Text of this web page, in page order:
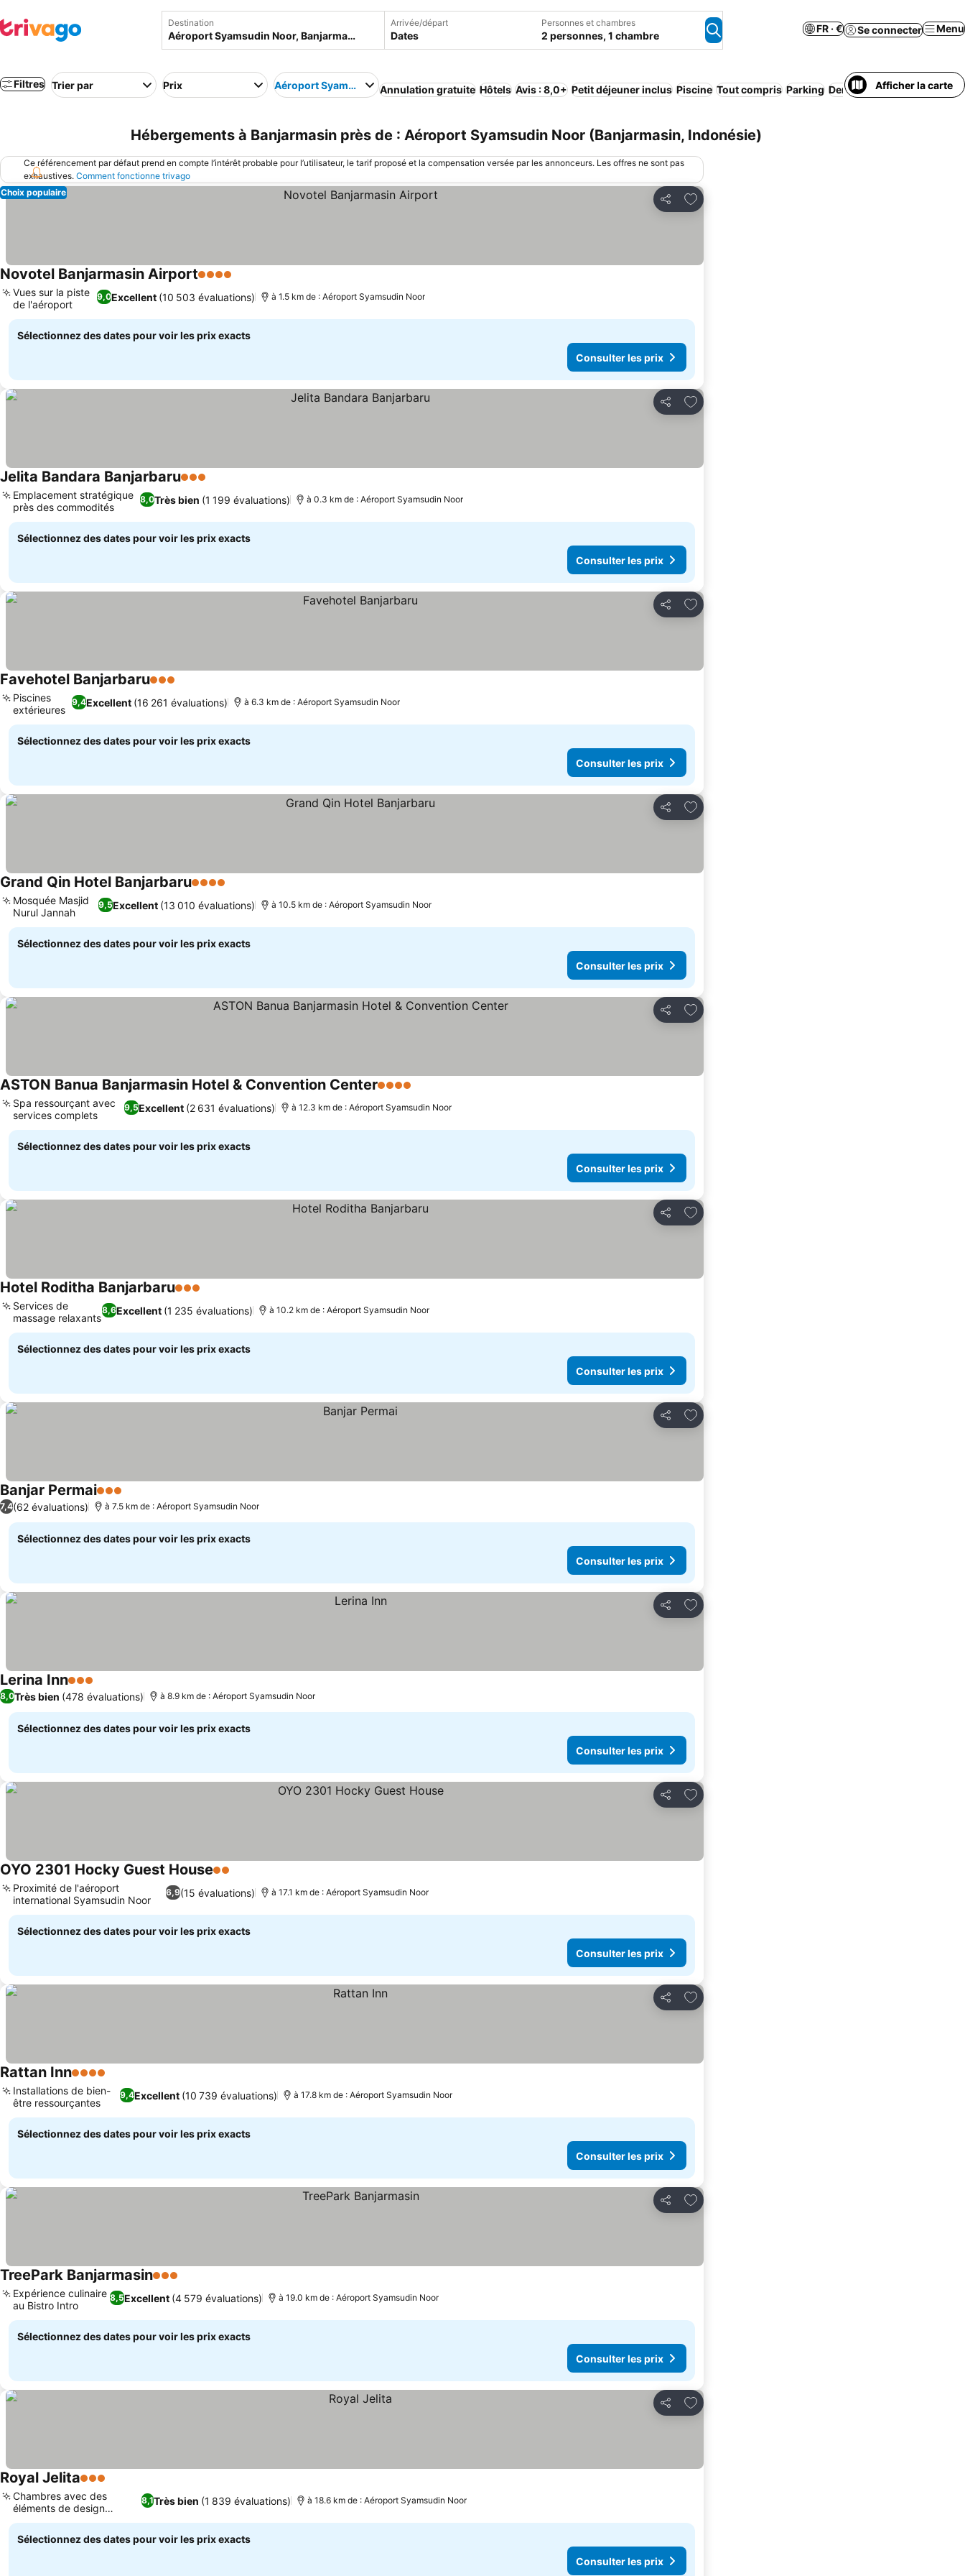
Destination Arrivée/départ
Dates
Personnes et chambres
2 personnes, 1 chambre
FR · € Se connecter Menu
Filtres Trier par Prix Aéroport Syamsudin NoorAnnulation gratuite Hôtels Avis : 8,0+ Petit déjeuner inclus Piscine Tout compris Parking Demi-pension Pension
Afficher la carte
Hébergements à Banjarmasin près de : Aéroport Syamsudin Noor (Banjarmasin, Indonésie)
Ce référencement par défaut prend en compte l’intérêt probable pour l’utilisateur, le tarif proposé et la compensation versée par les annonceurs. Les offres ne sont pas
exhaustives. Comment fonctionne trivago
Partager
Ajouter à mes favoris
Choix populaire
Novotel Banjarmasin Airport4 Étoiles
9,0Excellent (10 503 évaluations)
Vues sur la piste
de l'aéroport
à 1.5 km de : Aéroport Syamsudin Noor
Sélectionnez des dates pour voir les prix exacts
Consulter les prix
Partager
Ajouter à mes favoris
Jelita Bandara Banjarbaru3 Étoiles
8,0Très bien (1 199 évaluations)
Emplacement stratégique
près des commodités
à 0.3 km de : Aéroport Syamsudin Noor
Sélectionnez des dates pour voir les prix exacts
Consulter les prix
Partager
Ajouter à mes favoris
Favehotel Banjarbaru3 Étoiles
9,4Excellent (16 261 évaluations)
Piscines
extérieures
à 6.3 km de : Aéroport Syamsudin Noor
Sélectionnez des dates pour voir les prix exacts
Consulter les prix
Partager
Ajouter à mes favoris
Grand Qin Hotel Banjarbaru4 Étoiles
9,5Excellent (13 010 évaluations)
Mosquée Masjid
Nurul Jannah
à 10.5 km de : Aéroport Syamsudin Noor
Sélectionnez des dates pour voir les prix exacts
Consulter les prix
Partager
Ajouter à mes favoris
ASTON Banua Banjarmasin Hotel & Convention Center4 Étoiles
9,5Excellent (2 631 évaluations)
Spa ressourçant avec
services complets
à 12.3 km de : Aéroport Syamsudin Noor
Sélectionnez des dates pour voir les prix exacts
Consulter les prix
Partager
Ajouter à mes favoris
Hotel Roditha Banjarbaru3 Étoiles
8,6Excellent (1 235 évaluations)
Services de
massage relaxants
à 10.2 km de : Aéroport Syamsudin Noor
Sélectionnez des dates pour voir les prix exacts
Consulter les prix
Partager
Ajouter à mes favoris
Banjar Permai3 Étoiles
7,4(62 évaluations) à 7.5 km de : Aéroport Syamsudin Noor
Sélectionnez des dates pour voir les prix exacts
Consulter les prix
Partager
Ajouter à mes favoris
Lerina Inn3 Étoiles
8,0Très bien (478 évaluations) à 8.9 km de : Aéroport Syamsudin Noor
Sélectionnez des dates pour voir les prix exacts
Consulter les prix
Partager
Ajouter à mes favoris
OYO 2301 Hocky Guest House2 Étoiles
6,9(15 évaluations)
Proximité de l'aéroport
international Syamsudin Noor
à 17.1 km de : Aéroport Syamsudin Noor
Sélectionnez des dates pour voir les prix exacts
Consulter les prix
Partager
Ajouter à mes favoris
Rattan Inn4 Étoiles
9,4Excellent (10 739 évaluations)
Installations de bien-
être ressourçantes
à 17.8 km de : Aéroport Syamsudin Noor
Sélectionnez des dates pour voir les prix exacts
Consulter les prix
Partager
Ajouter à mes favoris
TreePark Banjarmasin3 Étoiles
8,5Excellent (4 579 évaluations)
Expérience culinaire
au Bistro Intro
à 19.0 km de : Aéroport Syamsudin Noor
Sélectionnez des dates pour voir les prix exacts
Consulter les prix
Partager
Ajouter à mes favoris
Royal Jelita3 Étoiles
8,1Très bien (1 839 évaluations)
Chambres avec des
éléments de design
uniques
à 18.6 km de : Aéroport Syamsudin Noor
Sélectionnez des dates pour voir les prix exacts
Consulter les prix